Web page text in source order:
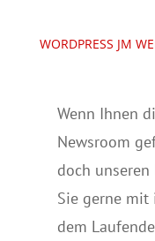
WORDPRESS JM
Wenn Ihnen
Newsroom
doch
Sie gerne mit
dem